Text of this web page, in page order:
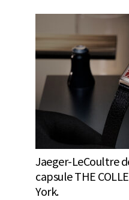
Jaeger-LeCoultre
capsule THE
York.